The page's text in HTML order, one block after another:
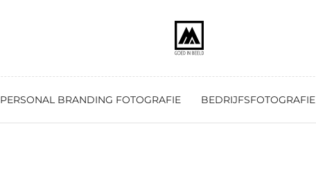
PERSONAL BRANDING FOTOGRAFIE BEDRIJFSFOTOGRAFIE